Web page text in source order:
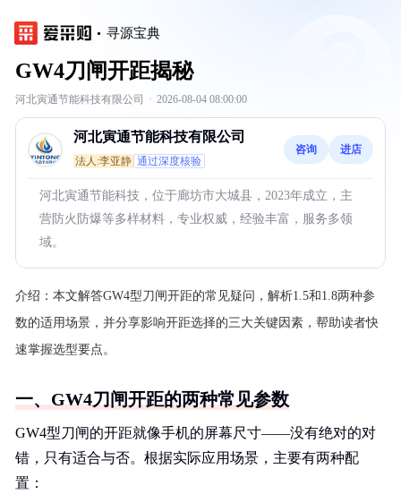
寻源宝典
GW4刀闸开距揭秘
河北寅通节能科技有限公司 · 2026-08-04 08:00:00
河北寅通节能科技有限公司
法人:李亚静 通过深度核验
咨询 进店
河北寅通节能科技，位于廊坊市大城县，2023年成立，主
营防火防爆等多样材料，专业权威，经验丰富，服务多领
域。
介绍： 本文解答GW4型刀闸开距的常见疑问，解析1.5和1.8两种参
数的适用场景，并分享影响开距选择的三大关键因素，帮助读者快
速掌握选型要点。
一、GW4刀闸开距的两种常见参数
GW4型刀闸的开距就像手机的屏幕尺寸——没有绝对的对
错，只有适合与否。根据实际应用场景，主要有两种配
置：